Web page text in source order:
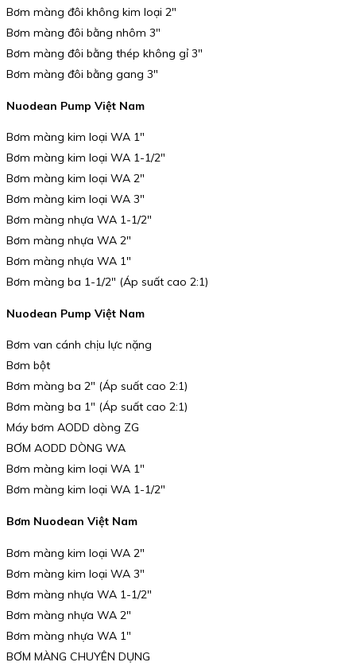
Bơm màng đôi không kim loại 2″
Bơm màng đôi bằng nhôm 3″
Bơm màng đôi bằng thép không gỉ 3″
Bơm màng đôi bằng gang 3″
Nuodean Pump Việt Nam
Bơm màng kim loại WA 1″
Bơm màng kim loại WA 1-1/2″
Bơm màng kim loại WA 2″
Bơm màng kim loại WA 3″
Bơm màng nhựa WA 1-1/2″
Bơm màng nhựa WA 2″
Bơm màng nhựa WA 1″
Bơm màng ba 1-1/2″ (Áp suất cao 2:1)
Nuodean Pump Việt Nam
Bơm van cánh chịu lực nặng
Bơm bột
Bơm màng ba 2″ (Áp suất cao 2:1)
Bơm màng ba 1″ (Áp suất cao 2:1)
Máy bơm AODD dòng ZG
BƠM AODD DÒNG WA
Bơm màng kim loại WA 1″
Bơm màng kim loại WA 1-1/2″
Bơm Nuodean Việt Nam
Bơm màng kim loại WA 2″
Bơm màng kim loại WA 3″
Bơm màng nhựa WA 1-1/2″
Bơm màng nhựa WA 2″
Bơm màng nhựa WA 1″
BƠM MÀNG CHUYÊN DỤNG